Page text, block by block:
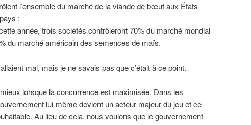
l’ensemble du marché de la viande de bœuf aux États-
;
année, trois sociétés contrôleront 70% du marché mondial
du marché américain des semences de maïs.
mal, mais je ne savais pas que c’était à ce point.
lorsque la concurrence est maximisée. Dans les
lui-même devient un acteur majeur du jeu et ce
Au lieu de cela, nous voulons que le gouvernement